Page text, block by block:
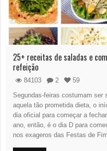
25+ receitas de saladas e
refeição
84103 2
59
Segundas-feiras costumam ser
aquela tão prometida dieta, o
dia oficial para começar a
ano, então, é o dia D para
nos exageros das Festas de